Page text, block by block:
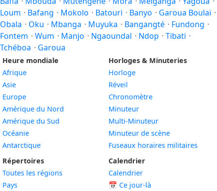
Loum · Bafang · Mokolo · Batouri · Banyo · Garoua Boulaï ·
Obala · Oku · Mbanga · Muyuka · Bangangté · Fundong ·
Fontem · Wum · Manjo · Ngaoundal · Ndop · Tibati ·
Tchéboa · Garoua
Heure mondiale
Afrique
Asie
Europe
Amérique du Nord
Amérique du Sud
Océanie
Antarctique
Répertoires
Toutes les régions
Pays
Horloges & Minuteries
Horloge
Réveil
Chronomètre
Minuteur
Multi-Minuteur
Minuteur de scène
Fuseaux horaires militaires
Calendrier
Calendrier
📅 Ce jour-là